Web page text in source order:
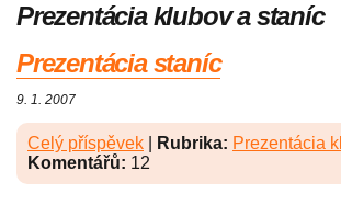
Prezentácia klubov a staníc
Prezentácia staníc
9. 1. 2007
Celý příspěvek Rubrika: Prezentácia
Komentářů: 12